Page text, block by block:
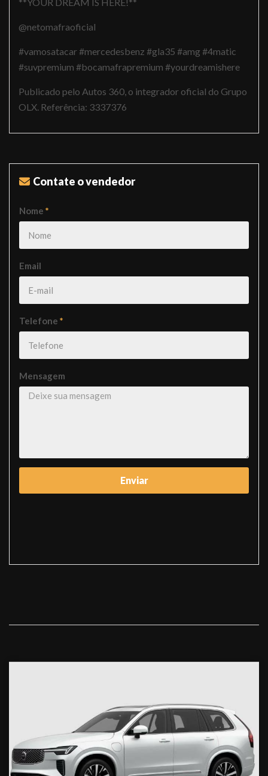
@netomafraoficial
#vamosatacar #mercedesbenz #gla35 #amg #4matic
#suvpremium #bocamafrapremium #yourdreamishere
Publicado pelo Autos 360, o integrador oficial do Grupo
OLX. Referência: 3337376
Contate o vendedor
Nome *
Email
Telefone *
Mensagem